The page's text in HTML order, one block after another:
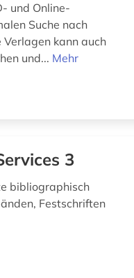
und Online-
Suche nach
kann auch
und... Mehr
3
bibliographisch
Festschriften